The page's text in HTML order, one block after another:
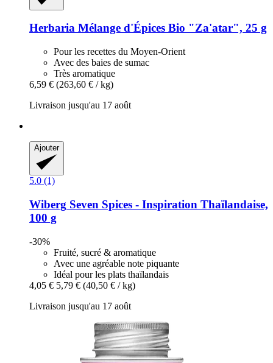
Herbaria Mélange d'Épices Bio "Za'atar", 25 g
Pour les recettes du Moyen-Orient
Avec des baies de sumac
Très aromatique
6,59 € (263,60 € / kg)
Livraison jusqu'au 17 août
Ajouter
5.0 (1)
Wiberg Seven Spices -​ Inspiration Thaïlandaise,
100 g
-30%
Fruité, sucré & aromatique
Avec une agréable note piquante
Idéal pour les plats thaïlandais
4,05 € 5,79 € (40,50 € / kg)
Livraison jusqu'au 17 août